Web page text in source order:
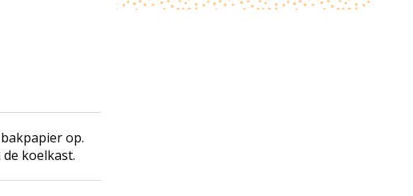
op.
koelkast.